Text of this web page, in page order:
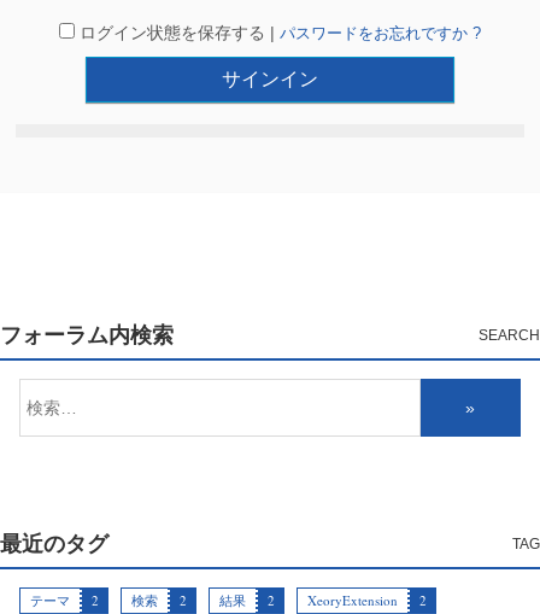
ログイン状態を保存する | パスワードをお忘れですか ?
フォーラム内検索
最近のタグ
テーマ 2 検索 2 結果 2 XeoryExtension
2